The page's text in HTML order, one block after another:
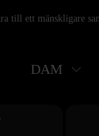
till ett mänskligare
DAM